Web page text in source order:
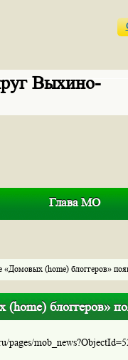
Выхино-
Глава МО
(home) блоггеров»
блоггеров»
pages/